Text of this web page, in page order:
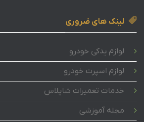
لینک های ضروری
لوازم یدکی خودرو
لوازم اسپرت خودرو
خدمات تعمیرات شاپلاس
مجله آموزشی